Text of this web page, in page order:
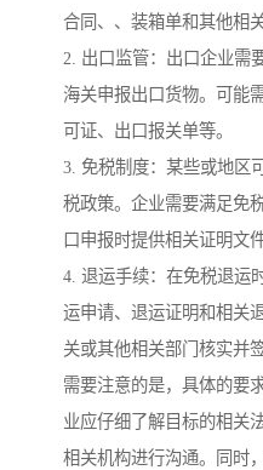
合同、、装箱单和其他相
2. 出口监管：出口企业需
海关申报出口货物。可能
可证、出口报关单等。
3. 免税制度：某些或地区
税政策。企业需要满足免
口申报时提供相关证明文件
4. 退运手续：在免税退运
运申请、退运证明和相关
关或其他相关部门核实并签
需要注意的是，具体的要
业应仔细了解目标的相关
相关机构进行沟通。同时